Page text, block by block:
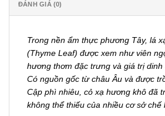
ĐÁNH GIÁ (0)
Trong nền ẩm thực phương Tây, lá
(Thyme Leaf) được xem như viên
hương thơm đặc trưng và giá trị dinh
Có nguồn gốc từ châu Âu và được
Cập phì nhiêu, cỏ xạ hương khô đã
không thể thiếu của nhiều cơ sở chế